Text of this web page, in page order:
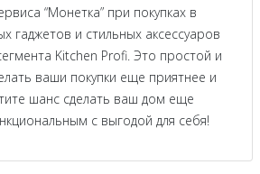
“Монетка” при покупках в
гаджетов и стильных аксессуаров
Kitchen Profi. Это простой и
ваши покупки еще приятнее и
шанс сделать ваш дом еще
с выгодой для себя!